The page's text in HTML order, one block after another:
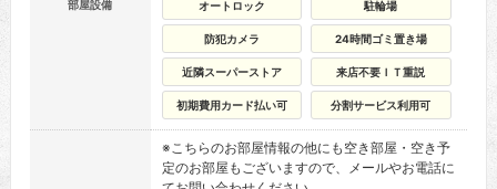
部屋設備 オートロック 駐輪場
防犯カメラ 24時間ゴミ置き場
近隣スーパーストア 来店不要ＩＴ重説
初期費用カード払い可 分割サービス利用可
※こちらのお部屋情報の他にも空き部屋・空き予
定のお部屋もございますので、メールやお電話に